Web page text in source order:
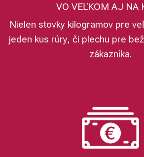
VO VEĽKOM AJ NA
Nielen stovky kilogramov pre
jeden kus rúry, či plechu pre
zákazníka.